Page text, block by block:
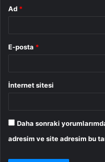
Ad *
E-posta *
İnternet sitesi
Daha sonraki
adresim ve site adresim bu